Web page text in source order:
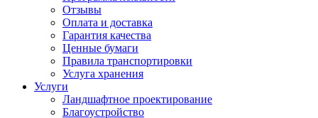
Отзывы
Оплата и доставка
Гарантия качества
Ценные бумаги
Правила транспортировки
Услуга хранения
Услуги
Ландшафтное проектирование
Благоустройство